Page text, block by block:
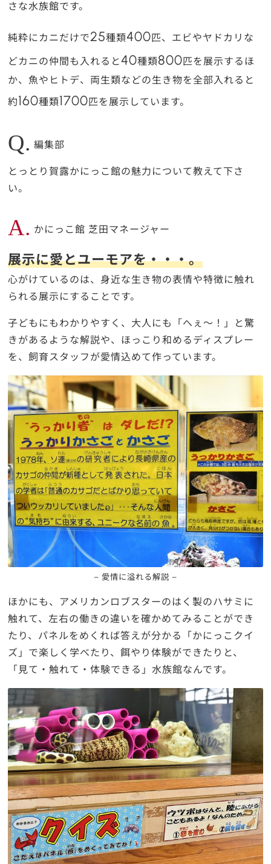
さな水族館です。
純粋にカニだけで25種類400匹、エビやヤドカリな
どカニの仲間も入れると40種類800匹を展示するほ
か、魚やヒトデ、両生類などの生き物を全部入れると
約160種類1700匹を展示しています。
Q. 編集部
とっとり賀露かにっこ館の魅力について教えて下さ
い。
A. かにっこ館 芝田マネージャー
展示に愛とユーモアを・・・。
心がけているのは、身近な生き物の表情や特徴に触れ
られる展示にすることです。
子どもにもわかりやすく、大人にも「へぇ～！」と驚
きがあるような解説や、ほっこり和めるディスプレー
を、飼育スタッフが愛情込めて作っています。
– 愛情に溢れる解説 –
ほかにも、アメリカンロブスターのはく製のハサミに
触れて、左右の働きの違いを確かめてみることができ
たり、パネルをめくれば答えが分かる「かにっこクイ
ズ」で楽しく学べたり、餌やり体験ができたりと、
「見て・触れて・体験できる」水族館なんです。